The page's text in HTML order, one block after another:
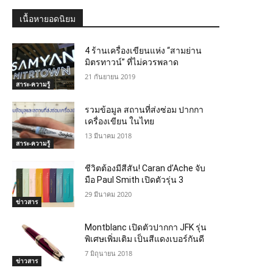
เนื้อหายอดนิยม
สาระ-ความรู้
4 ร้านเครื่องเขียนแห่ง “สามย่าน
มิตรทาวน์” ที่ไม่ควรพลาด
21 กันยายน 2019
สาระ-ความรู้
รวมข้อมูล สถานที่ส่งซ่อม ปากกา
เครื่องเขียน ในไทย
13 มีนาคม 2018
ข่าวสาร
ชีวิตต้องมีสีสัน! Caran d’Ache จับ
มือ Paul Smith เปิดตัวรุ่น 3
29 มีนาคม 2020
ข่าวสาร
Montblanc เปิดตัวปากกา JFK รุ่น
พิเศษเพิ่มเติม เป็นสีแดงเบอร์กันดี
7 มิถุนายน 2018